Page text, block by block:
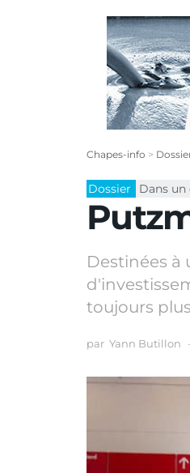
Chapes-info >
Dossier Dans
Destinées à
toujours
par Yann Butillon